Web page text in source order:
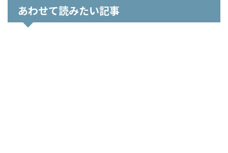
あわせて読みたい記事